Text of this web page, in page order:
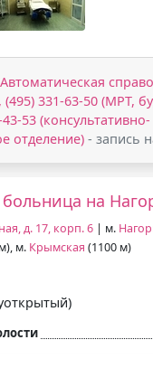
(495) 331-63-50 (МРТ,
53 (консультативно-
отделение) - запись
на
д. 17, корп. 6 | м.
м. Крымская (1100 м)